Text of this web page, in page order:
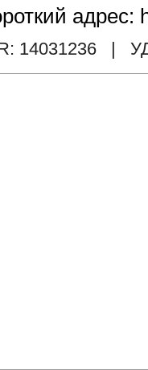
адрес:
14031236 |